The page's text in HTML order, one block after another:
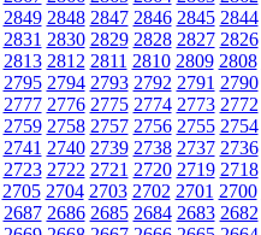
2849 2848 2847 2846 2845 2844
2831 2830 2829 2828 2827 2826
2813 2812 2811 2810 2809 2808
2795 2794 2793 2792 2791 2790
2777 2776 2775 2774 2773 2772
2759 2758 2757 2756 2755 2754
2741 2740 2739 2738 2737 2736
2723 2722 2721 2720 2719 2718
2705 2704 2703 2702 2701 2700
2687 2686 2685 2684 2683 2682